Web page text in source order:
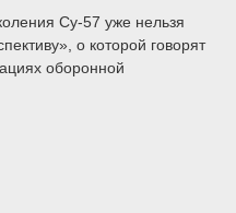
Су-57 уже нельзя
о которой говорят
оборонной